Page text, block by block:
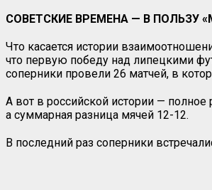
СОВЕТСКИЕ ВРЕМЕНА — В ПОЛЬЗУ
Что касается истории
что первую победу над липецкими
соперники провели 26 матчей, в
А вот в российской истории —
а суммарная разница мячей 12-12.
В последний раз соперники